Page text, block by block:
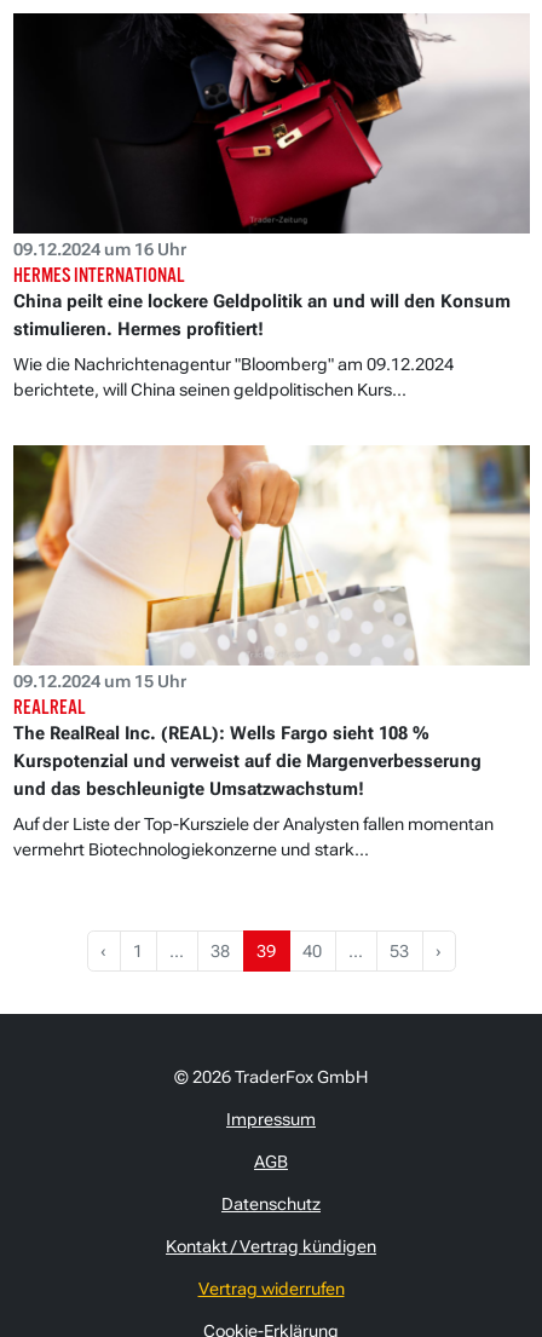
09.12.2024 um 16 Uhr
HERMES INTERNATIONAL
China peilt eine lockere Geldpolitik an und will den Konsum
stimulieren. Hermes profitiert!
Wie die Nachrichtenagentur "Bloomberg" am 09.12.2024
berichtete, will China seinen geldpolitischen Kurs...
09.12.2024 um 15 Uhr
REALREAL
The RealReal Inc. (REAL): Wells Fargo sieht 108 %
Kurspotenzial und verweist auf die Margenverbesserung
und das beschleunigte Umsatzwachstum!
Auf der Liste der Top-Kursziele der Analysten fallen momentan
vermehrt Biotechnologiekonzerne und stark...
‹ 1 … 38 39 40 … 53 ›
© 2026 TraderFox GmbH
Impressum
AGB
Datenschutz
Kontakt / Vertrag kündigen
Vertrag widerrufen
Cookie-Erklärung